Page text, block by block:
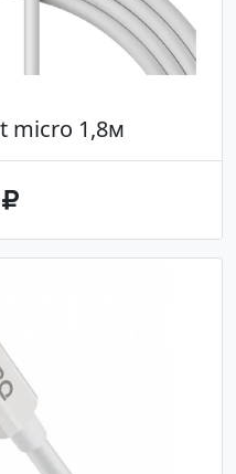
micro 1,8м